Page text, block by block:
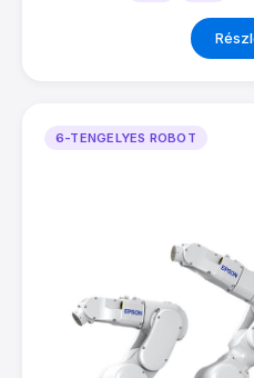
6-TENGELYES ROBOT